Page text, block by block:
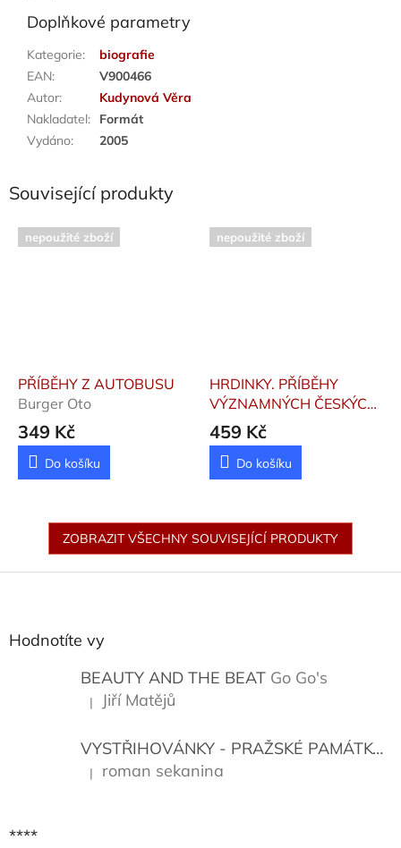
Doplňkové parametry
Kategorie:
biografie
EAN:
V900466
Autor:
Kudynová Věra
Nakladatel:
Formát
Vydáno: 2005
Související produkty
nepoužité zboží
PŘÍBĚHY Z AUTOBUSU
Burger Oto
349 Kč
Do košíku
nepoužité zboží
HRDINKY. PŘÍBĚHY
VÝZNAMNÝCH ČESKÝCH
ŽEN Tučková Kateřina,
Fučíková Renáta, kole
459 Kč
Do košíku
ZOBRAZIT VŠECHNY SOUVISEJÍCÍ PRODUKTY
Hodnotíte vy
BEAUTY AND THE BEAT Go Go's
Hodnocení produktu je 5 z 5 hvězdiček.
| Jiří Matějů
VYSTŘIHOVÁNKY - PRAŽSKÉ PAMÁTKY
Hodnocení produktu je 5 z 5 hvězdiček.
| roman sekanina
****